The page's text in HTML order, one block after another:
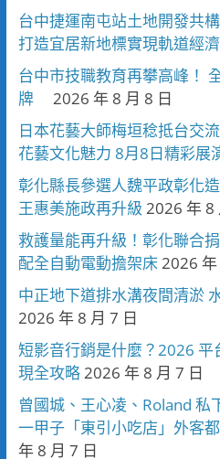
台中捷運南屯站土地開發共
打造宜居新地標實現軌道經
台中市技職教育再攀高峰！
牌
2026 年 8 月 8 日
日本花藝大師梅垣稔抵台交
花藝文化魅力 8月8日精彩展
彰化縣長參選人魏平政彰化
王惠美施政再升級 2026 年 8
救護量能再升級！彰化聯
配全自動電動擔架床2026 年
中正地下道排水溝夜間清淤
2026 年 8 月 7 日
短影音行銷是什麼？2026
現全攻略2026 年 8 月 7 日
曾國城、王心凌、Roland 私
一甲子「東引小吃店」外客
年 8 月 7 日